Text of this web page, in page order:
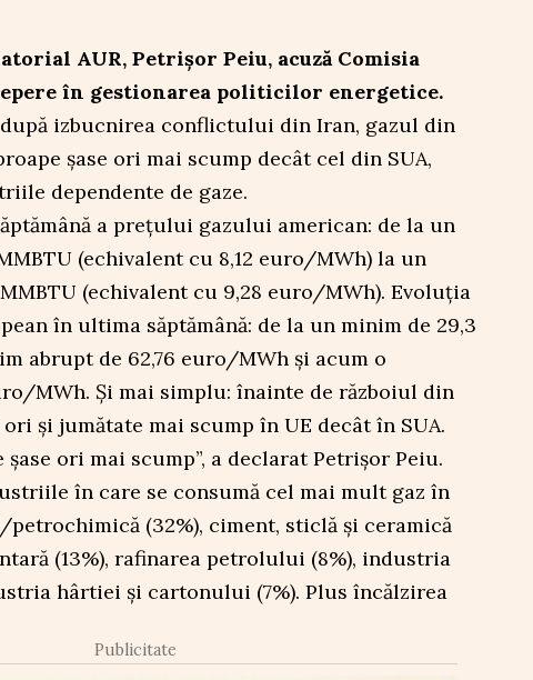
AUR, Petrișor Peiu, acuză Comisia
în gestionarea politicilor energetice.
izbucnirea conflictului din Iran, gazul din
șase ori mai scump decât cel din SUA,
dependente de gaze.
a prețului gazului american: de la un
(echivalent cu 8,12 euro/MWh) la un
(echivalent cu 9,28 euro/MWh). Evoluția
în ultima săptămână: de la un minim de 29,3
abrupt de 62,76 euro/MWh și acum o
MWh. Și mai simplu: înainte de războiul din
și jumătate mai scump în UE decât în SUA.
șase ori mai scump”, a declarat Petrișor Peiu.
în care se consumă cel mai mult gaz în
(32%), ciment, sticlă și ceramică
(13%), rafinarea petrolului (8%), industria
hârtiei și cartonului (7%). Plus încălzirea
Publicitate